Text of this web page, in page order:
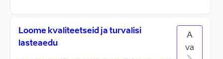
Loome kvaliteetseid ja turvalisi
lasteaedu
A
va